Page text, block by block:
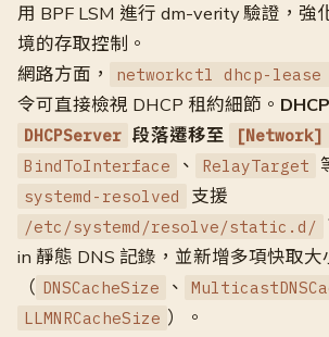
用 BPF LSM 進行 dm-verity 驗證，強
境的存取控制。
網路方面，
networkctl dhcp-lease
令可直接檢視 DHCP 租約細節。
DHCPServer 段落遷移至 [Network]
BindToInterface 、 RelayTarget
systemd-resolved 支援
/etc/systemd/resolve/static.d/
in 靜態 DNS 記錄，並新增多項快取大
（ DNSCacheSize 、
LLMNRCacheSize ）。